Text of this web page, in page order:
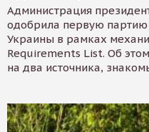
Администрация
одобрила первую
Украины в рамках
Requirements List. Об
на два источника,